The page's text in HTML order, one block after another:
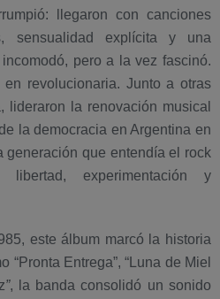
llegaron con canciones
sensualidad explícita y una
pero a la vez fascinó.
revolucionaria. Junto a otras
lideraron la renovación musical
la democracia en Argentina en
generación que entendía el rock
experimentación y
este álbum marcó la historia
“Pronta Entrega”, “Luna de Miel
”, la banda consolidó un sonido